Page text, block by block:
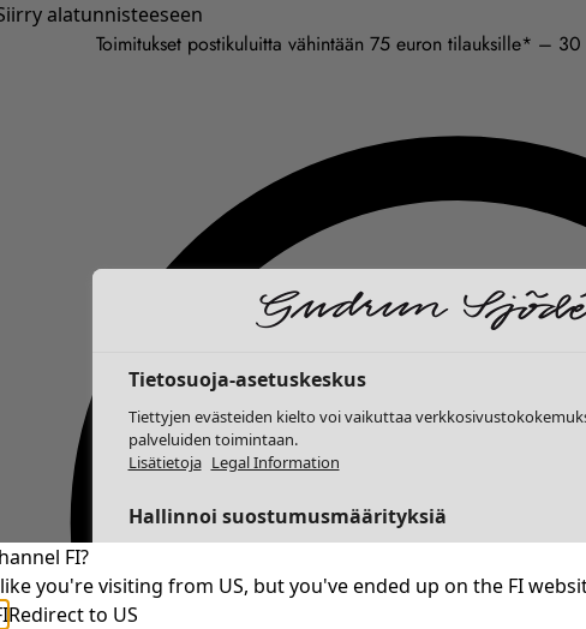
alatunnisteeseen
Toimitukset postikuluitta vähintään 75 euron tilauksille* –
FI?
you're visiting from US, but you've ended up on the FI
Redirect to US
Tietosuoja-asetuskeskus
Tiettyjen evästeiden kielto voi vaikuttaa
palveluiden toimintaan.
Lisätietoja Legal Information
Hallinnoi suostumusmäärityksiä
Välttämättömät evästeet